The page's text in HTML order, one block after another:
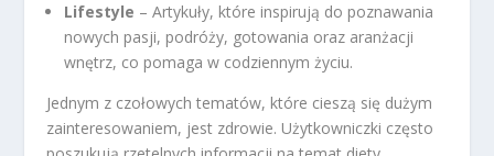
Lifestyle – Artykuły, które inspirują do poznawania
nowych pasji, podróży, gotowania oraz aranżacji
wnętrz, co pomaga w codziennym życiu.
Jednym z czołowych tematów, które cieszą się dużym
zainteresowaniem, jest zdrowie. Użytkowniczki często